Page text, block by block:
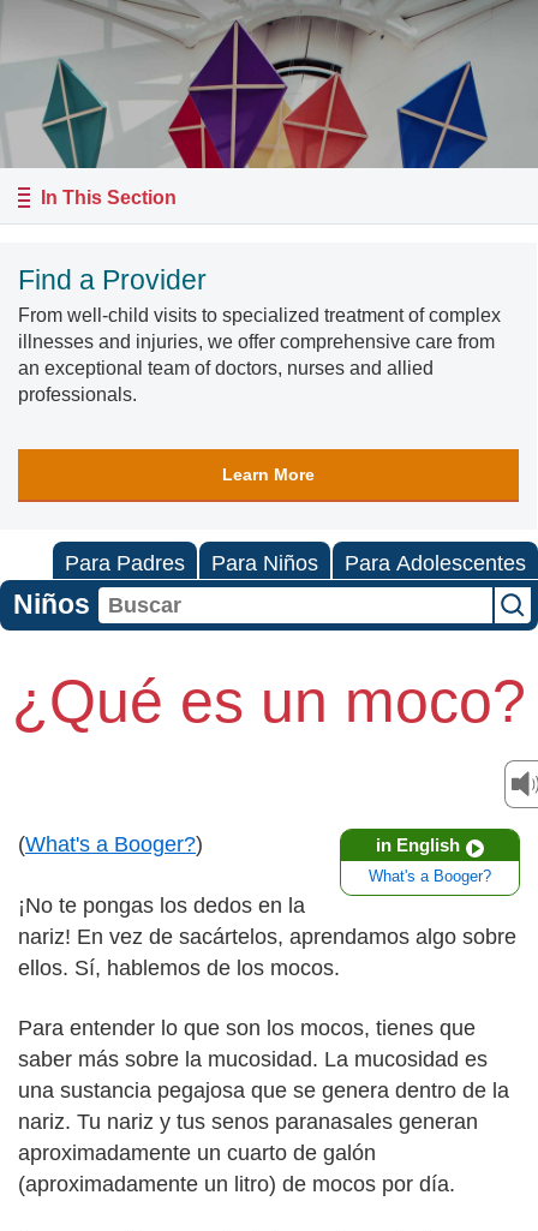
In This Section
Find a Provider
From well-child visits to specialized treatment of complex
illnesses and injuries, we offer comprehensive care from
an exceptional team of doctors, nurses and allied
professionals.
Learn More
Para Padres Para Niños Para Adolescentes
Niños
¿Qué es un moco?
in English
What's a Booger?
(What's a Booger?)
¡No te pongas los dedos en la
nariz! En vez de sacártelos, aprendamos algo sobre
ellos. Sí, hablemos de los mocos.
Para entender lo que son los mocos, tienes que
saber más sobre la mucosidad. La mucosidad es
una sustancia pegajosa que se genera dentro de la
nariz. Tu nariz y tus senos paranasales generan
aproximadamente un cuarto de galón
(aproximadamente un litro) de mocos por día.